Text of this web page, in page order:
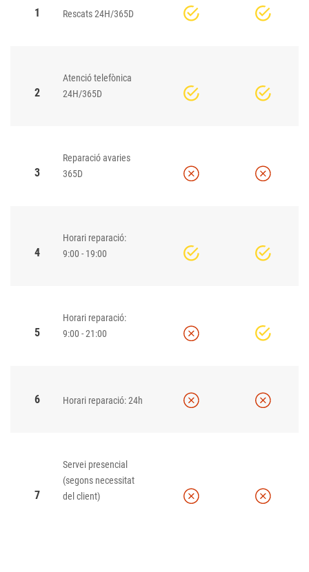
1 Rescats 24H/365D
2
Atenció telefònica
24H/365D
3
Reparació avaries
365D
4
Horari reparació:
9:00 - 19:00
5
Horari reparació:
9:00 - 21:00
6 Horari reparació: 24h
7
Servei presencial
(segons necessitat
del client)